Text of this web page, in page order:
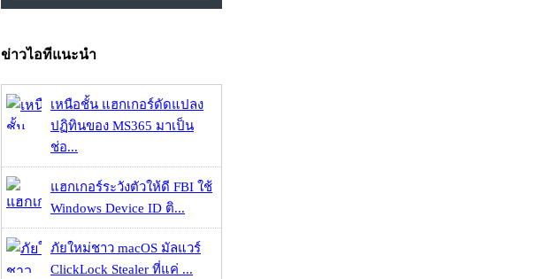
ข่าวไอทีแนะนำ
เหนือชั้น แฮกเกอร์ดัดแปลง
ปฏิทินของ MS365 มาเป็น
ช่อ...
แฮกเกอร์ระวังตัวให้ดี FBI ใช้
Windows Device ID ติ...
ภัยใหม่ชาว macOS มัลแวร์
ClickLock Stealer ที่แค่ ...